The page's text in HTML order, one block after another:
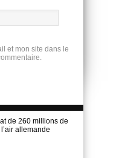
et mon site dans le
de 260 millions de
allemande